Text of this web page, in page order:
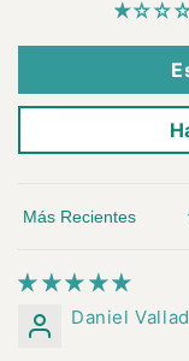
Sort by
Daniel